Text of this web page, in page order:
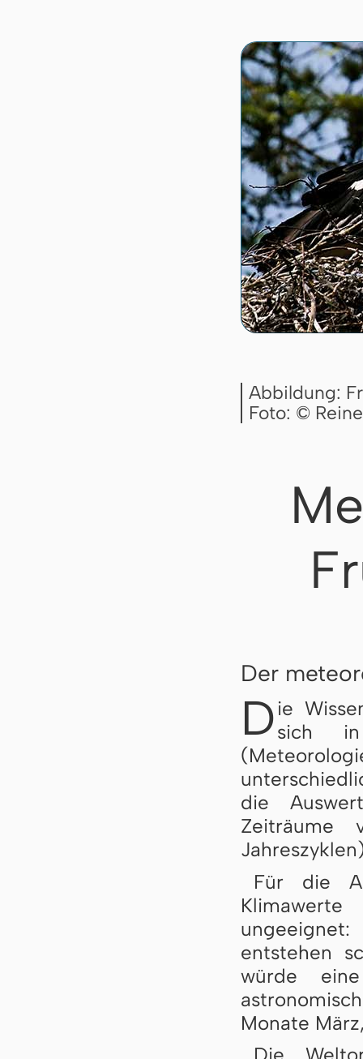
Abbildung:
Foto: ©
Der
D ie
sich in
die
Zeiträume
Für die
entstehen
würde
Monate